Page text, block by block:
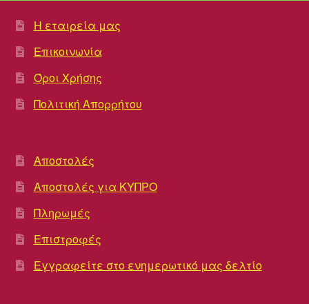
Η εταιρεία μας
Επικοινωνία
Όροι Χρήσης
Πολιτική Απορρήτου
Αποστολές
Αποστολές για ΚΥΠΡΟ
Πληρωμές
Επιστροφές
Εγγραφείτε στο ενημερωτικό μας δελτίο